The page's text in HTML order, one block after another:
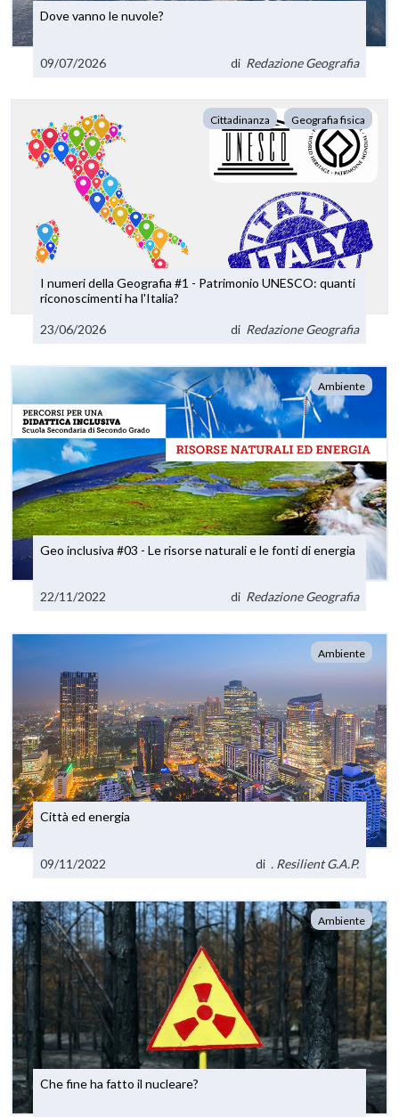
Dove vanno le nuvole?
09/07/2026 di Redazione Geografia
Cittadinanza Geografia fisica
I numeri della Geografia #1 - Patrimonio UNESCO: quanti
riconoscimenti ha l'Italia?
23/06/2026 di Redazione Geografia
Ambiente
Geo inclusiva #03 - Le risorse naturali e le fonti di energia
22/11/2022 di Redazione Geografia
Ambiente
Città ed energia
09/11/2022 di . Resilient G.A.P.
Ambiente
Che fine ha fatto il nucleare?